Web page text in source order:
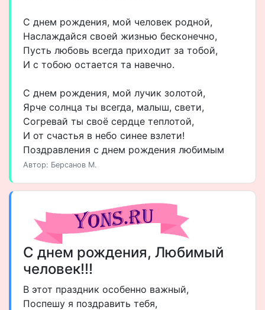
С днем рождения, мой человек родной,
Наслаждайся своей жизнью бесконечно,
Пусть любовь всегда приходит за тобой,
И с тобою остается та навечно.
С днем рождения, мой лучик золотой,
Ярче солнца ты всегда, малыш, свети,
Согревай ты своё сердце теплотой,
И от счастья в небо синее взлети!
Поздравления с днем рождения любимым
Автор: Берсанов М.
С днем рождения, Любимый
человек!!!
В этот праздник особенно важный,
Поспешу я поздравить тебя,